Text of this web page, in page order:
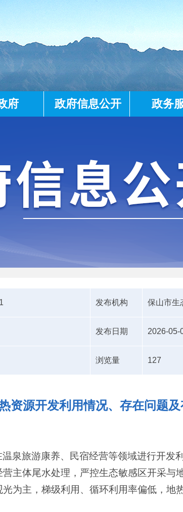
府 政府信息公开 政务
发布机构 保山市生
发布日期 2026-05-
浏览量 127
资源开发利用情况、存在问题
泉旅游康养、民宿经营等领域进行开发
主体尾水处理，严控生态敏感区开采与
为主，梯级利用、循环利用率偏低，地